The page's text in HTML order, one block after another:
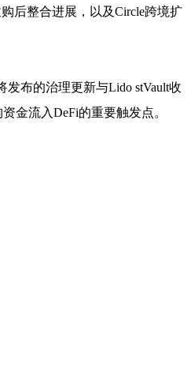
购后整合进展，以及Circle跨境扩
发布的治理更新与Lido stVault收
金流入DeFi的重要触发点。